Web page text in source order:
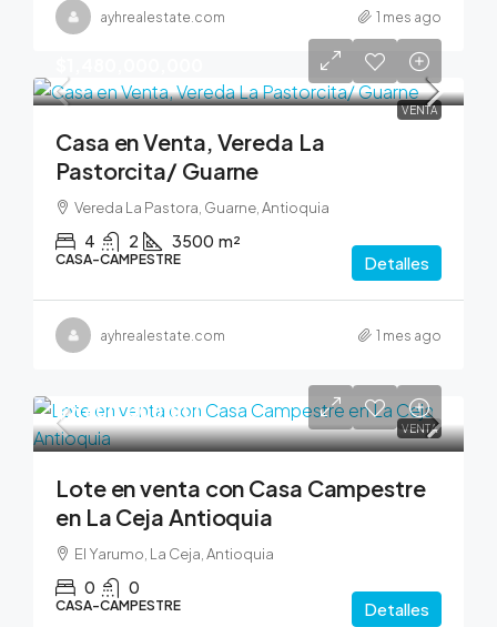
ayhrealestate.com 1 mes ago
VENTA
Casa en Venta, Vereda La
Pastorcita/ Guarne
Vereda La Pastora, Guarne, Antioquia
4 2 3500 m²
CASA-CAMPESTRE Detalles
ayhrealestate.com 1 mes ago
VENTA
$2,600,000,000
Lote en venta con Casa Campestre
en La Ceja Antioquia
El Yarumo, La Ceja, Antioquia
0 0
CASA-CAMPESTRE Detalles